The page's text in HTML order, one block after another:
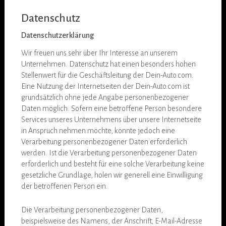
Datenschutz
Datenschutzerklärung
Wir freuen uns sehr über Ihr Interesse an unserem
Unternehmen. Datenschutz hat einen besonders hohen
Stellenwert für die Geschäftsleitung der Dein-Auto.com.
Eine Nutzung der Internetseiten der Dein-Auto.com ist
grundsätzlich ohne jede Angabe personenbezogener
Daten möglich. Sofern eine betroffene Person besondere
Services unseres Unternehmens über unsere Internetseite
in Anspruch nehmen möchte, könnte jedoch eine
Verarbeitung personenbezogener Daten erforderlich
werden. Ist die Verarbeitung personenbezogener Daten
erforderlich und besteht für eine solche Verarbeitung keine
gesetzliche Grundlage, holen wir generell eine Einwilligung
der betroffenen Person ein.
Die Verarbeitung personenbezogener Daten,
beispielsweise des Namens, der Anschrift, E-Mail-Adresse